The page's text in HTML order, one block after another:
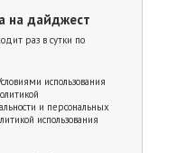
на дайджест
раз в сутки по
использования
и персональных
использования